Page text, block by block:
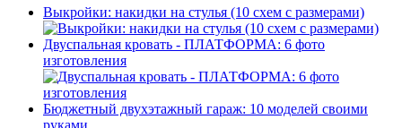
Выкройки: накидки на стулья (10 схем с размерами)
Двуспальная кровать - ПЛАТФОРМА: 6 фото
изготовления
Бюджетный двухэтажный гараж: 10 моделей своими